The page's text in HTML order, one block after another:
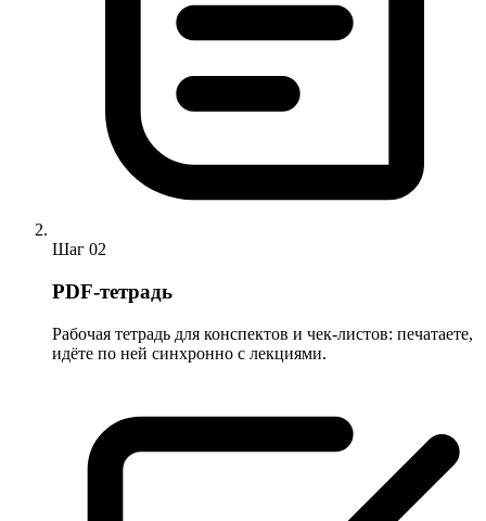
Шаг 02
PDF-тетрадь
Рабочая тетрадь для конспектов и чек-листов: печатаете,
идёте по ней синхронно с лекциями.